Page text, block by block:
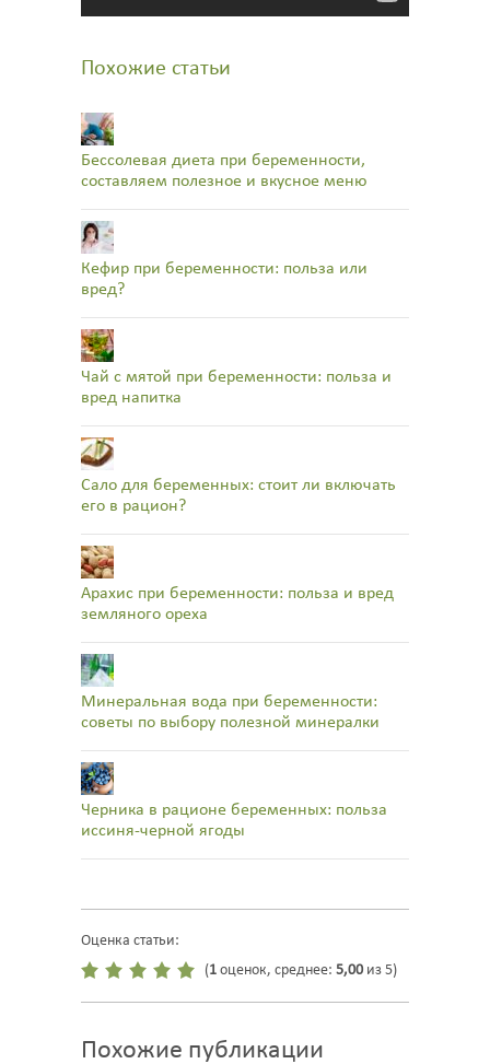
Похожие статьи
Бессолевая диета при беременности,
составляем полезное и вкусное меню
Кефир при беременности: польза или
вред?
Чай с мятой при беременности: польза и
вред напитка
Сало для беременных: стоит ли включать
его в рацион?
Арахис при беременности: польза и вред
земляного ореха
Минеральная вода при беременности:
советы по выбору полезной минералки
Черника в рационе беременных: польза
иссиня-черной ягоды
Оценка статьи:
(1 оценок, среднее: 5,00из 5)
Похожие публикации